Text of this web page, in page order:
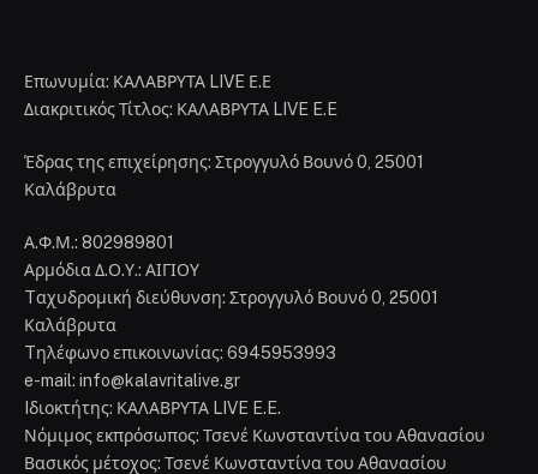
Επωνυμία: ΚΑΛΑΒΡΥΤΑ LIVE Ε.Ε
Διακριτικός Τίτλος: ΚΑΛΑΒΡΥΤΑ LIVE E.E
Έδρας της επιχείρησης: Στρογγυλό Βουνό 0, 25001
Καλάβρυτα
Α.Φ.Μ.: 802989801
Αρμόδια Δ.Ο.Υ.: ΑΙΓΙΟΥ
Tαχυδρομική διεύθυνση: Στρογγυλό Βουνό 0, 25001
Καλάβρυτα
Tηλέφωνο επικοινωνίας: 6945953993
e-mail: info@kalavritalive.gr
Iδιοκτήτης: ΚΑΛΑΒΡΥΤΑ LIVE E.E.
Νόμιμος εκπρόσωπος: Τσενέ Κωνσταντίνα του Αθανασίου
Βασικός μέτοχος: Τσενέ Κωνσταντίνα του Αθανασίου